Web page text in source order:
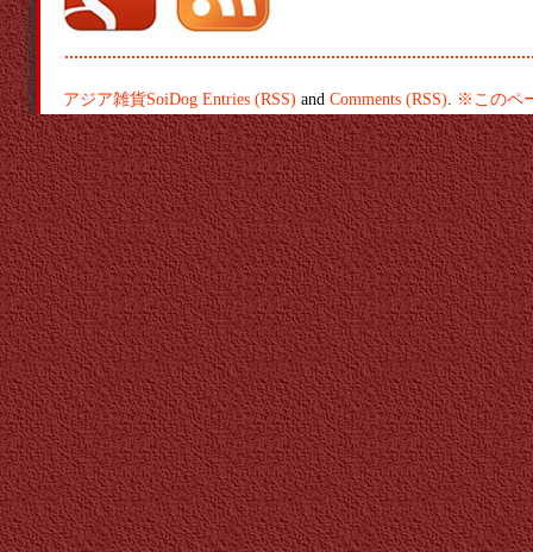
アジア雑貨SoiDog Entries (RSS) and Comments (RSS) ※このペ